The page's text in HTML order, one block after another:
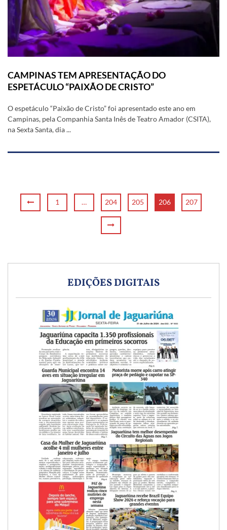
CAMPINAS TEM APRESENTAÇÃO DO
ESPETÁCULO “PAIXÃO DE CRISTO”
O espetáculo “Paixão de Cristo” foi apresentado este ano em
Campinas, pela Companhia Santa Inês de Teatro Amador (CSITA),
na Sexta Santa, dia ...
1 … 204 205 206 207
EDIÇÕES DIGITAIS